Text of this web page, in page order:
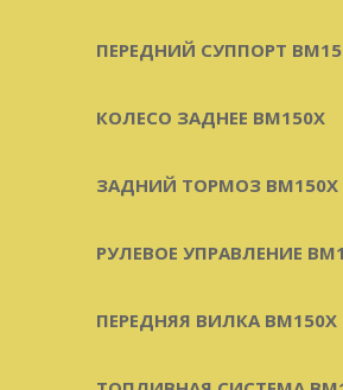
ПЕРЕДНИЙ СУППОРТ
КОЛЕСО ЗАДНЕЕ BM150X
ЗАДНИЙ ТОРМОЗ BM150X
РУЛЕВОЕ УПРАВЛЕНИЕ
ПЕРЕДНЯЯ ВИЛКА BM150X